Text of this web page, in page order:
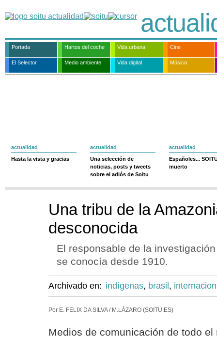
Portada Hartos del coche Vida urbana Cine
El Selector Medio ambiente Vida digital Música
actualidad
Hasta la vista y gracias
actualidad
Una selección de
noticias, posts y tweets
sobre el adiós de Soitu
actualidad
Españoles...
muerto
Una tribu de la
desconocida
El responsable de la
se conocía desde 1910.
Archivado en: indígenas, brasil ,
Por E. FELIX DA SILVA / M.LÁZARO (SOITU.ES)
Medios de comunicación de todo